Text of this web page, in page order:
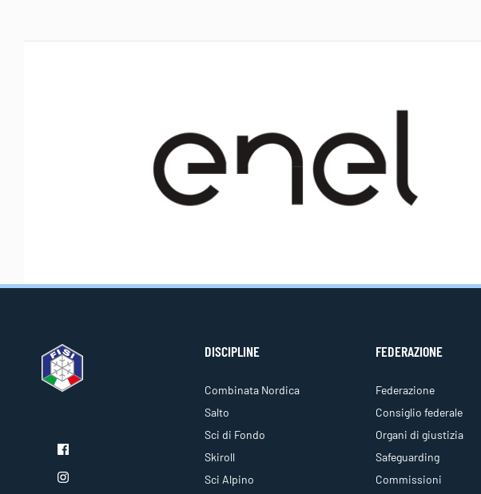
DISCIPLINE
Combinata Nordica
Salto
Sci di Fondo
Skiroll
Sci Alpino
FEDERAZIONE
Federazione
Consiglio federale
Organi di giustizia
Safeguarding
Commissioni